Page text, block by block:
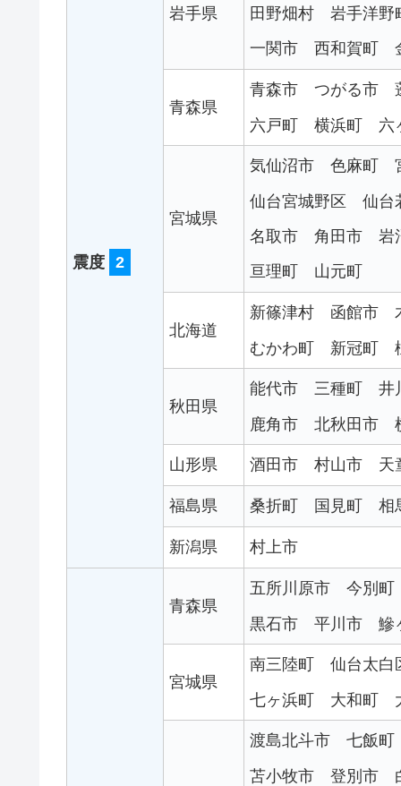
震度 2
岩手県
田野畑村
岩手洋野
一関市
西和賀町
青森県
青森市 つがる市
六戸町
横浜町 六
宮城県
気仙沼市 色麻町
仙台宮城野区
仙台
名取市
角田市
岩
亘理町
山元町
北海道
新篠津村 函館市
むかわ町
新冠町
秋田県
能代市 三種町
井
鹿角市
北秋田市
山形県 酒田市 村山市 天
福島県 桑折町 国見町 相
新潟県 村上市
青森県
五所川原市
今別町
黒石市
平川市 鰺
宮城県
南三陸町
仙台太白
七ヶ浜町
大和町
渡島北斗市
七飯町
苫小牧市
登別市